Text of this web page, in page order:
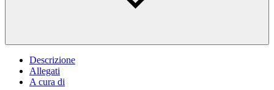
Descrizione
Allegati
A cura di